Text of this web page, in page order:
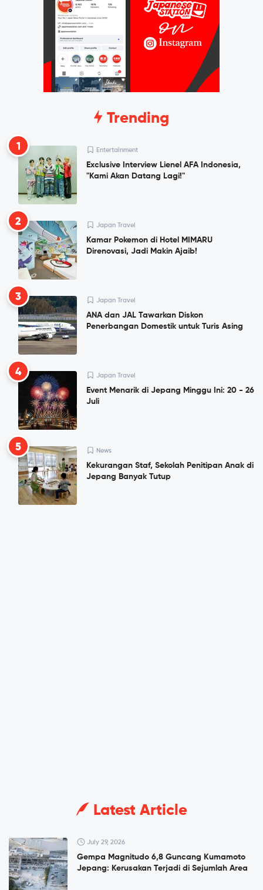
Trending
1 Entertainment
Exclusive Interview Lienel AFA Indonesia,
"Kami Akan Datang Lagi!"
2 Japan Travel
Kamar Pokemon di Hotel MIMARU
Direnovasi, Jadi Makin Ajaib!
3 Japan Travel
ANA dan JAL Tawarkan Diskon
Penerbangan Domestik untuk Turis Asing
4 Japan Travel
Event Menarik di Jepang Minggu Ini: 20 - 26
Juli
5 News
Kekurangan Staf, Sekolah Penitipan Anak di
Jepang Banyak Tutup
Latest Article
July 29, 2026
Gempa Magnitudo 6,8 Guncang Kumamoto
Jepang: Kerusakan Terjadi di Sejumlah Area